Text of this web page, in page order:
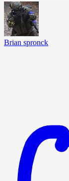
Brian spronck